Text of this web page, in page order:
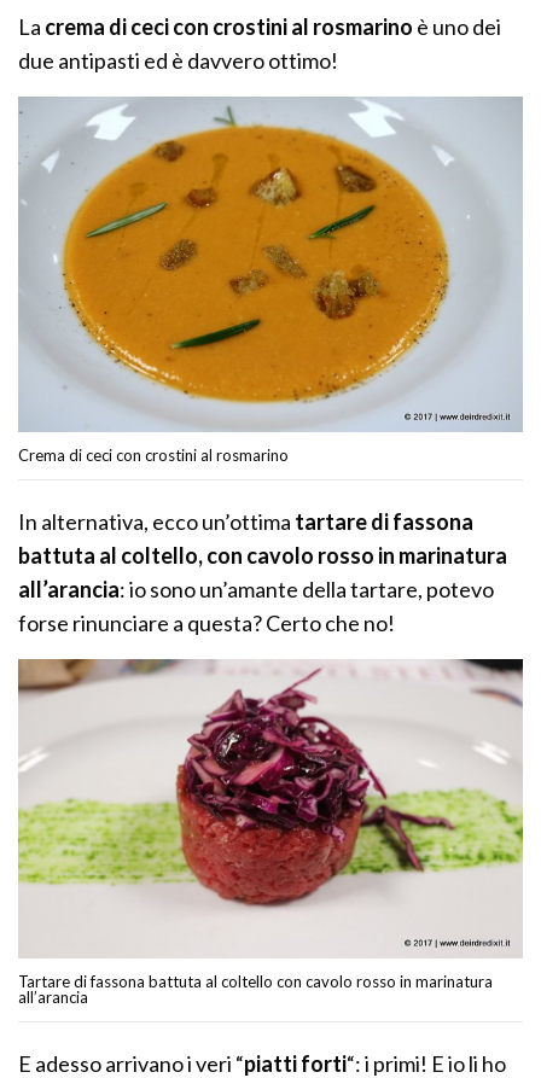
La crema di ceci con crostini al rosmarino è uno dei
due antipasti ed è davvero ottimo!
Crema di ceci con crostini al rosmarino
In alternativa, ecco un’ottima tartare di fassona
battuta al coltello, con cavolo rosso in marinatura
all’arancia: io sono un’amante della tartare, potevo
forse rinunciare a questa? Certo che no!
Tartare di fassona battuta al coltello con cavolo rosso in marinatura
all’arancia
E adesso arrivano i veri “piatti forti“: i primi! E io li ho